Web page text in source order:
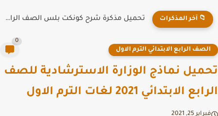
📁 آخر المذكرات تحميل مذكرة شرح كونكت بلس الصف الرابع الابتدائي الترم الاول...
الرابع الابتدائي الترم الاول
نماذج الوزارة الاسترشادية للصف
الابتدائي 2021 لغات الترم الاول
25, 2021